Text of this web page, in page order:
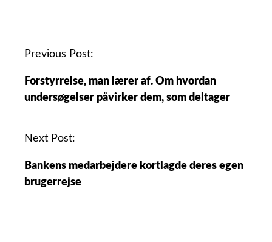
Previous Post:
Forstyrrelse, man lærer af. Om hvordan
undersøgelser påvirker dem, som deltager
Next Post:
Bankens medarbejdere kortlagde deres egen
brugerrejse